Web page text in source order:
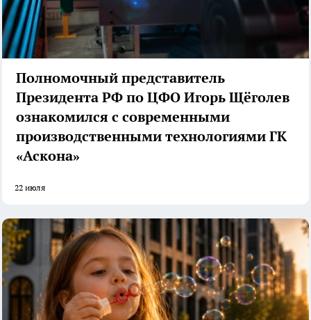
Полномочный представитель
Президента РФ по ЦФО Игорь Щёголев
ознакомился с современными
производственными технологиями ГК
«Аскона»
22 июля